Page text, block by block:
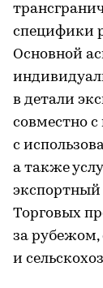
специфики
Основной
в детали
совместно
с
а также
экспортный
Торговых
за
и